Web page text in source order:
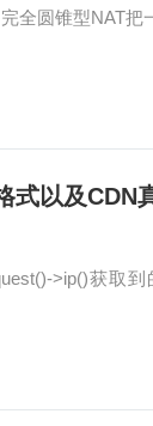
全圆锥型NAT
式以及CDN
>ip()获取